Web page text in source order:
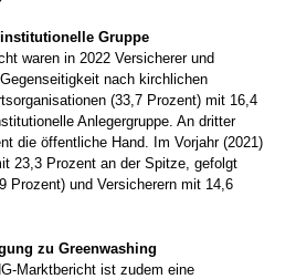
Gruppe
waren in 2022 Versicherer und
nach kirchlichen
(33,7 Prozent) mit 16,4
Anlegergruppe. An dritter
die öffentliche Hand. Im Vorjahr (2021)
23,3 Prozent an der Spitze, gefolgt
Prozent) und Versicherern mit 14,6
zu Greenwashing
Marktbericht ist zudem eine